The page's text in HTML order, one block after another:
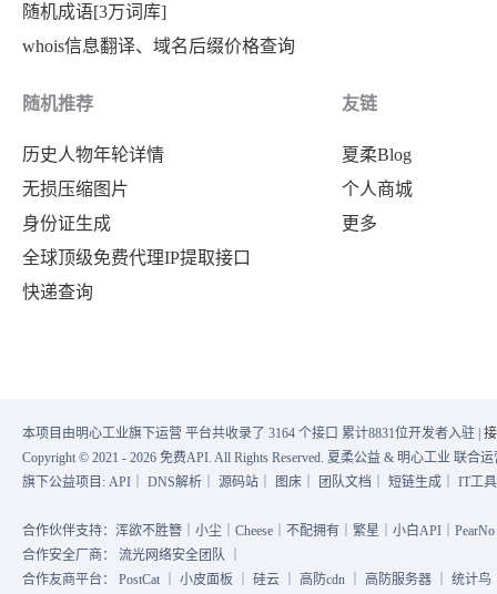
随机成语[3万词库]
whois信息翻译、域名后缀价格查询
随机推荐
历史人物年轮详情
无损压缩图片
身份证生成
全球顶级免费代理IP提取接口
快递查询
友链
夏柔Blog
个人商城
更多
本项目由明心工业旗下运营 平台共收录了 3164 个接口 累计8831位开发者入驻 |
Copyright © 2021 - 2026 免费API. All Rights Reserved. 夏柔公益 & 明心工业 联合
旗下公益项目: API DNS解析 源码站 图床 团队文档 短链生成 IT工
合作伙伴支持：浑欲不胜簪｜小尘｜Cheese｜不配拥有｜繁星｜小白API｜
合作安全厂商： 流光网络安全团队
合作友商平台： PostCat 小皮面板 硅云 高防cdn 高防服务器 统计鸟